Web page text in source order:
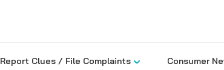
Report Clues / File Complaints Consumer